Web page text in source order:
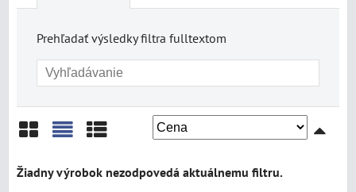
Prehľadať výsledky filtra fulltextom
Mriežka